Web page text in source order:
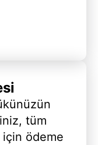
tüm
ödeme